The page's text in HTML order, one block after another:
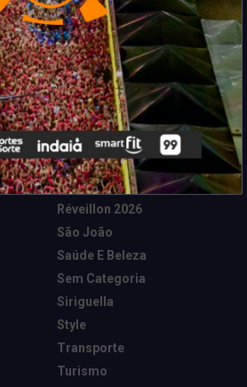
Marketing E Negócios
Música
News Tech
Réveillon 2026
São João
Saúde E Beleza
Sem Categoria
Siriguella
Style
Transporte
Turismo